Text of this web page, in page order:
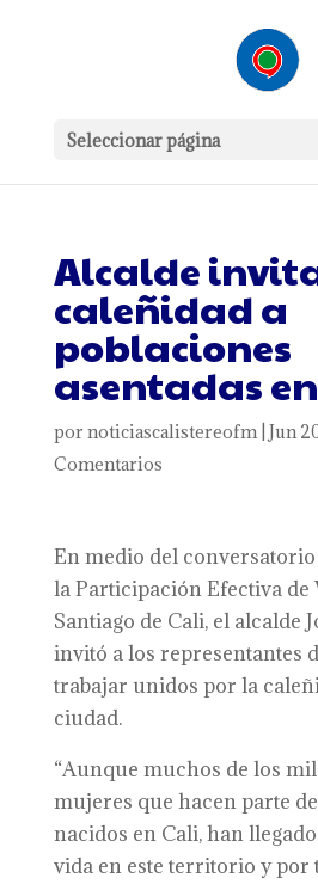
Seleccionar página
Alcalde
caleñidad a
poblaciones
asentadas
por noticiascalistereofm| Jun
Comentarios
En medio del
la Participación Efectiva de
Santiago de Cali, el alcalde
invitó a los representantes
trabajar unidos por la
ciudad.
“Aunque muchos de los
mujeres que hacen parte
nacidos en Cali, han
vida en este territorio y por